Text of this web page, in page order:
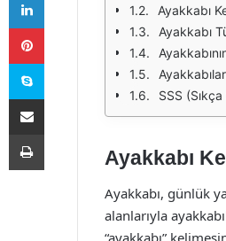
Ayakkabı
Ayakkabı
SSS
Ayakkabı
Ayakkabı, günlük
alanlarıyla
“ayakkabı”
Pinterest
Skype
E-Posta ile paylaş